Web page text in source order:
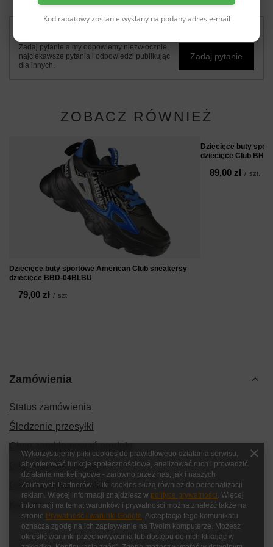
Zadaj pytanie a my odpowiemy niezwłocznie,
najciekawsze pytania i odpowiedzi publikując
dla innych.
Zadaj pytanie
ZOBACZ RÓWNIEŻ
Dziecięce buty sportowe American Club sneakersy
dziecięce BBD-04BLBU
79,00 zł / szt.
Dziecięce buty
dziecięce Club BHL-
89,00 zł / szt.
Zamówienia
Status zamówienia
Śledzenie przesyłki
Chcę zareklamować produkt
Chcę zwrócić produkt
Chcę wymienić produkt
Kontakt
Kod rabatowy zostanie wysłany na podany adres e-mail
Wykorzystujemy pliki cookies do prawidłowego działania serwisu,
aby oferować funkcje społecznościowe, analizować ruch i prowadzić
działania marketingowe - zarówno przez nas, jak i naszych
Zaufanych Partnerów. Pliki cookies służą również do personalizacji
reklam. Więcej informacji znajdziesz w polityce prywatności. Więcej
informacji na temat warunków i prywatności można znaleźć także na
stronie Prywatność i warunki Google. Akceptacja tego komunikatu
oznacza zgodę na ich zapisywanie na Twoim komputerze. Możesz
określić warunki przechowywania lub dostępu do nich klikając w